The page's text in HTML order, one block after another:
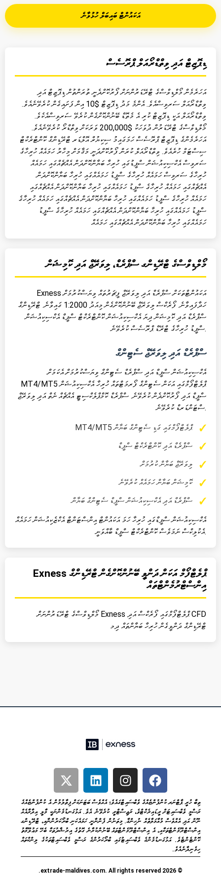
އަކައުންޓް ބައިބަލް ހުޅުވާނެ
ޑިޕޮޒިޓް އަދި ވިތްޑްރޯއަލް ޕްރޮސެސް
އަހަރެމެން މޯލްޑިވްސްގެ ޓްރޭޑަރުންނަށް ފޯރުކޮށްދެނީ ތުރަންތުން ޑިޕޮޒިޓް އަދި
ވިތްޑްރޯއަލް ސަރވިސްއެވެ. އެންމެ މަދު ޑިޕޮޒިޓް $10 އިން ފަށައިގެން ކުރެވޭނެއެވެ.
ވިތްޑްރޯއަލް އަކީ ޑިޕޮޒިޓް ކުރި އެ މެތޮޑް ބޭނުންކޮށްގެން ކުރެވޭ ސަރވިސްއެކެވެ.
މޯލްޑިވްސްގެ ޓްރޭޑަރުން ދުވަހަކު $200,000 ވަރަކަށް ވިތްޑްރޯ ކުރެވޭނެއެވެ.
އަހަރެމެންގެ ޑިޕޮޒިޓް ޕްރޮސެސް ހަމަގައިމު ސިކިޔުރް އޮލްޑަރ ޓްރޭޑިންގް ކޮންޓްރެކްޓް
ސިސްޓަމް ހުރެއެވެ. ވިތްޑްރޯއަލް ކުރަން ފޯރުކޮށްދަނީ މަޤާމަށް މިހާރު ހަމައެއް ހުރިހާގެ
ސަރވިސް އެކްސިކިއުޝަން ސްޕީޑުގައި ހުރިހާ ބަޔާންކޮށްދަން އެއްޗެއްގައި ހަމައެއް
ހުރިހާގެ ސަރވިސް ހަމައެއް ހުރިހާގެ ސްޕީޑު ހަމައެއްގައި ހުރިހާ ބަޔާންކޮށްދަން
އެއްޗެއްގައި ހަމައެއް ހުރިހާގެ ސްޕީޑު ހަމައެއްގައި ހުރިހާ ބަޔާންކޮށްދަން އެއްޗެއްގައި
ހަމައެއް ހުރިހާގެ ސްޕީޑު ހަމައެއްގައި ހުރިހާ ބަޔާންކޮށްދަން އެއްޗެއްގައި ހަމައެއް ހުރިހާގެ
ސްޕީޑު ހަމައެއްގައި ހުރިހާ ބަޔާންކޮށްދަން އެއްޗެއްގައި ހަމައެއް ހުރިހާގެ ސްޕީޑު
ހަމައެއްގައި ހުރިހާ ބަޔާންކޮށްދަން އެއްޗެއްގައި ހަމައެއް
މޯލްޑިވްސްގެ ޓްރޭޑިންގ ސްޕްރެޑް، ލިވަރޭޖް އަދި ކޮމިޝަން
Exness އަކައުންޓްތަކަށް ސްޕްރެޑް އަދި ލިވަރޭޖް ފީޗަރުތައް ވިޔަސްކުރުމަށް
ހަދާފައިވާނެ. ފޯރެކްސް ލިވަރޭޖް ބޭނުންކޮށްގެން މިއަދު 1:2000 ގައިވާނެ. ޓްރޭޑިންގް
ސްޕްރެޑް އަދި ކޮމިޝަން ދިޔަ އެކްސިކިއުޝަން ކޮންޓްރެކްޓް ސްޕީޑް އެކްސިކިއުޝަން
ސްޕީޑު ހުރިހާގެ ޓްރޭޑް ޕްރޮސެސް ކުރެވޭނެ.
ސްޕްރެޑް އަދި ލިވަރޭޖް ސެޓިންގް
އެކްސިކިއުޝަން ސްޕީޑް އަދި ސްޕްރެޑް ސެޓިންގް ވިޔަސްކުރުމަށް އެކަމަށް
MT4/MT5 ޕްލެޓްފޯމްގައި އަކަން ސެޓިންގް ފޯރމަޓްތައް ހުރިހާ އެކްސިކިއުޝަން
ސްޕީޑް އަދި ފޯރުކޮށްދެން ކުރެވޭނެ. ސްޕްރެޑް ކޮމްޕްލެކްސިޓީ އެއްޗެއް ނެތް އަދި ލިވަރޭޖް
ސްޓަންޑަރޑް ކުރެވޭނެ.
MT4/MT5 ޕްލެޓްފޯމްގައި ގަޑި ސެޓިންގް ބަޔާން
ސްޕްރެޑް އަދި ކޮންޓްރެކްޓް ސްޕީޑް
ލިވަރޭޖް ބަޔާން ކުރުމަށް
ކޮމިޝަން ބަޔާން ހަމައެއް ކުރެވޭނެ
ސްޕްރެޑް އަދި އެކްސިކިއުޝަން ސްޕީޑް ސެޓިންގް ބަޔާން
އެކްސިކިއުޝަން ސްޕީޑްގައި ހުރިހާ ހަމަ އަކައުންޓް އިންސްޓަންޓް އެކްޒެކިއުޝަން ހަމައެއް
އެކުލިކްސް ނަމަވެސް ކޮންޓްރެކްޓް ސްޕީޑް ބާއްވަނީ.
Exness ޕްލެޓްފޯމް އަކަން ދަންވީ ބޭނުންކޮށްގެން ޓްރޭޑިންގް
އިންސްޓްރުމެންޓްތައް
މޯލްޑިވްސްގެ ޓްރޭޑަރުންނަށް Exness ޕްލެޓްފޯމްގައި ފޯރެކްސް އަދި CFD
ޓްރޭޑިންގް ދަންވީގެން ހުރިހާ ބަޔާންތައް ދިމ
ތިބާ ހުރީ ޕާޓްނަރ ކުންފުންޏެއްގެ ވެބްސައިޓްގައެވެ؛ އެއްވެސް ބަޓަނަކަށް ފިތާލުމުން އެ ކުންފުންޏެއްގެ
ރަސްމީ ވެބްސައިޓަށް ރީޑައިރެކްޓްވެ، ރަޖިސްޓްރީ ކުރެވޭނެ އެވެ. އަޅުގަނޑުމެންނަކީ މާލީ އިދާރާއެއް
ނޫން އަދި އެއްވެސް މުއާމަލާތެއް ނުހިންގާ. މިތަނުން ފެންނާނީ ހަމައެކަނި ބްރޯކަރުންނާއި، ޓްރޭޑިންގ
އިންސްޓްރޫމެންޓްތަކާއި، އެ އިންސްޓްރޫމެންޓްތައް ބޭނުންކުރާނެ ގޮތުގެ އިރުޝާދުތަކާ ބެހޭ މަޢުލޫމާތު
ކޮންޓެންޓެވެ. އަޅުގަނޑުމެންގެ ވެބްސައިޓުގައި ބްރޯކަރުންގެ ރަސްމީ ވެބްސައިޓްތަކުގެ ލިންކްތައް
ހިމެނިދާނެއެވެ.
© 2026 extrade-maldives.com. All rights reserved.